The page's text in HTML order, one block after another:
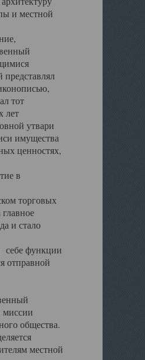
и местной
тот
лет
утвари
имущества
ценностях,
в
торговых
и стало
функции
отправной
миссии
общества.
местной